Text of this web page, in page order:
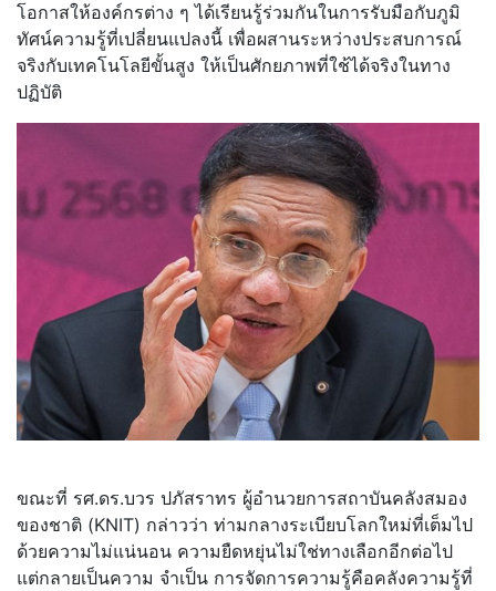
โอกาสให้องค์กรต่าง ๆ ได้เรียนรู้ร่วมกันในการรับมือกับภูมิ
ทัศน์ความรู้ที่เปลี่ยนแปลงนี้ เพื่อผสานระหว่างประสบการณ์
จริงกับเทคโนโลยีขั้นสูง ให้เป็นศักยภาพที่ใช้ได้จริงในทาง
ปฏิบัติ
ขณะที่ รศ.ดร.บวร ปภัสราทร ผู้อำนวยการสถาบันคลังสมอง
ของชาติ (KNIT) กล่าวว่า ท่ามกลางระเบียบโลกใหม่ที่เต็มไป
ด้วยความไม่แน่นอน ความยืดหยุ่นไม่ใช่ทางเลือกอีกต่อไป
แต่กลายเป็นความ จำเป็น การจัดการความรู้คือคลังความรู้ที่